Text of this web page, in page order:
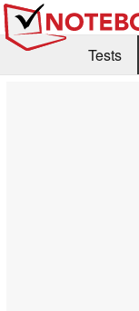
Tests